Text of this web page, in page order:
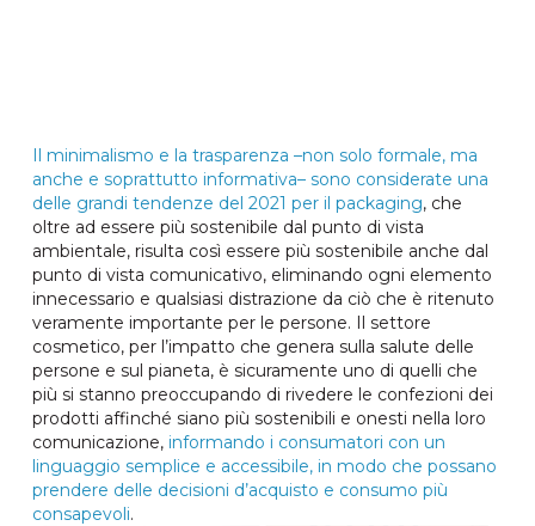
Il minimalismo e la trasparenza –non solo formale, ma
anche e soprattutto informativa– sono considerate una
delle grandi tendenze del 2021 per il packaging, che
oltre ad essere più sostenibile dal punto di vista
ambientale, risulta così essere più sostenibile anche dal
punto di vista comunicativo, eliminando ogni elemento
innecessario e qualsiasi distrazione da ciò che è ritenuto
veramente importante per le persone. Il settore
cosmetico, per l’impatto che genera sulla salute delle
persone e sul pianeta, è sicuramente uno di quelli che
più si stanno preoccupando di rivedere le confezioni dei
prodotti affinché siano più sostenibili e onesti nella loro
comunicazione, informando i consumatori con un
linguaggio semplice e accessibile, in modo che possano
prendere delle decisioni d’acquisto e consumo più
consapevoli.